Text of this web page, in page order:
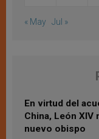
« May Jul »
En virtud del
China, León XIV
nuevo obispo